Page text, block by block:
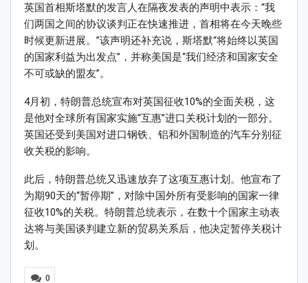
英国首相斯塔默的发言人在隔夜发表的声明中表示：“我
们两国之间的协议谈判正在快速推进，首相将在今天晚些
时候更新进展。”该声明还补充说，斯塔默“将始终以英国
的国家利益为出发点”，并称美国是“我们经济和国家安全
不可或缺的盟友”。
4月初，特朗普总统宣布对英国征收10%的全面关税，这
是他对全球所有国家实施“互惠”进口关税计划的一部分。
英国还受到美国对进口钢铁、铝和外国制造的汽车分别征
收关税的影响。
此后，特朗普总统又迅速放弃了这项互惠计划。他宣布了
为期90天的“暂停期”，对除中国外所有受影响的国家一律
征收10%的关税。特朗普总统表示，在数十个国家主动表
达将与美国谈判建立新的贸易关系后，他决定暂停关税计
划。
0